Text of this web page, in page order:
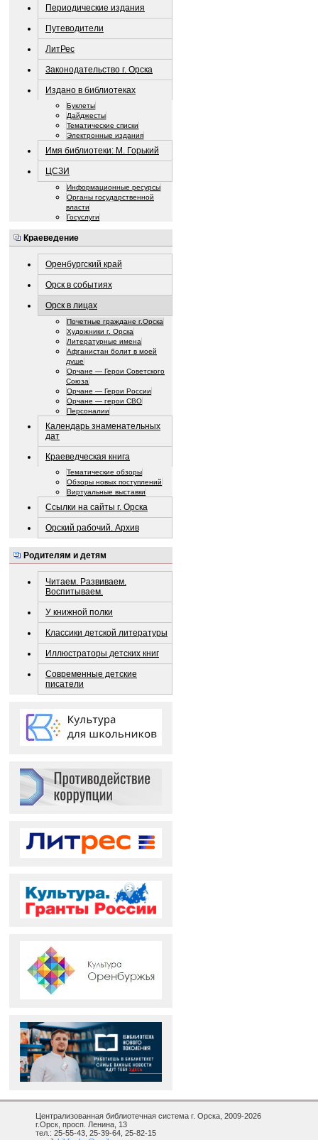
Периодические издания
Путеводители
ЛитРес
Законодательство г. Орска
Издано в библиотеках
Буклеты
Дайджесты
Тематические списки
Электронные издания
Имя библиотеки: М. Горький
ЦСЗИ
Информационные ресурсы
Органы государственной
власти
Госуслуги
Краеведение
Оренбургский край
Орск в событиях
Орск в лицах
Почетные граждане г.Орска
Художники г. Орска
Литературные имена
Афганистан болит в моей
душе
Орчане — Герои Советского
Союза
Орчане — Герои России
Орчане — герои СВО
Персоналии
Календарь знаменательных
дат
Краеведческая книга
Тематические обзоры
Обзоры новых поступлений
Виртуальные выставки
Ссылки на сайты г. Орска
Орский рабочий. Архив
Родителям и детям
Читаем. Развиваем.
Воспитываем.
У книжной полки
Классики детской литературы
Иллюстраторы детских книг
Современные детские
писатели
Централизованная библиотечная система г. Орска, 2009-2026
г.Орск, просп. Ленина, 13
тел.: 25-55-43, 25-39-64, 25-82-15